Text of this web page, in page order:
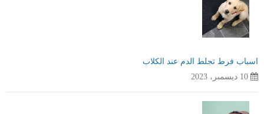
اسباب فرط تجلط الدم عند الكلاب
10 ديسمبر، 2023